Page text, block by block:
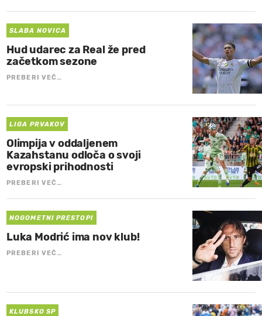
SLABA NOVICA
Hud udarec za Real že pred
začetkom sezone
PREBERI VEČ…
LIGA PRVAKOV
Olimpija v oddaljenem
Kazahstanu odloča o svoji
evropski prihodnosti
PREBERI VEČ…
NOGOMETNI PRESTOPI
Luka Modrić ima nov klub!
PREBERI VEČ…
KLUBSKO SP